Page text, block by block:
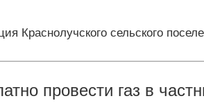
Краснолучского сельского
провести газ в